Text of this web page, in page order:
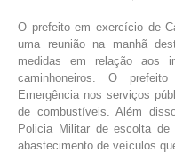
O prefeito em exercício de
uma reunião na manhã
medidas em relação aos
caminhoneiros. O
Emergência nos serviços
de combustíveis. Além
Policia Militar de escolta de
abastecimento de veículos